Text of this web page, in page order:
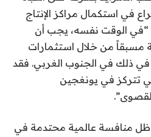
في استكمال مراكز الإنتاج
“في الوقت نفسه، يجب أن
مسبقاً من خلال استثمارات
في ذلك في الجنوب الغربي. فقد
تتركز في يونغجين
ظل منافسة عالمية محتدمة في